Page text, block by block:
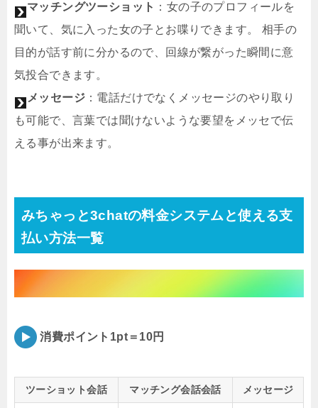
マッチングツーショット ：女の子のプロフィールを
聞いて、気に入った女の子とお喋りできます。 相手の
目的が話す前に分かるので、回線が繋がった瞬間に意
気投合できます。
メッセージ ：電話だけでなくメッセージのやり取り
も可能で、言葉では聞けないような要望をメッセで伝
える事が出来ます。
みちゃっと3chatの料金システムと使える支
払い方法一覧
消費ポイント1pt＝10円
ツーショット会話 マッチング会話会話 メッセージ